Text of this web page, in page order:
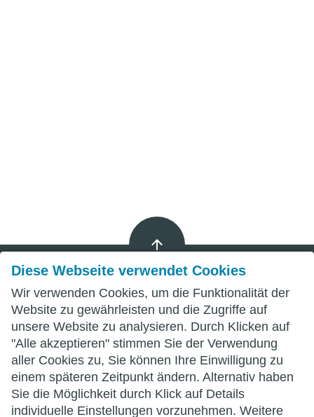
Diese Webseite verwendet Cookies
Wir verwenden Cookies, um die Funktionalität der
Website zu gewährleisten und die Zugriffe auf
unsere Website zu analysieren. Durch Klicken auf
"Alle akzeptieren" stimmen Sie der Verwendung
aller Cookies zu, Sie können Ihre Einwilligung zu
einem späteren Zeitpunkt ändern. Alternativ haben
Sie die Möglichkeit durch Klick auf Details
individuelle Einstellungen vorzunehmen. Weitere
Impressum
Datenschutz
AGB